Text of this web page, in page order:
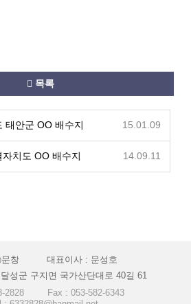
목록
태안군 OO 배수지 15.01.09
치도 OO 배수지 14.09.11
창
대표이사 : 문성호
성군 구지면 국가산단대로 40길 61
2828
Fax : 053-582-6343